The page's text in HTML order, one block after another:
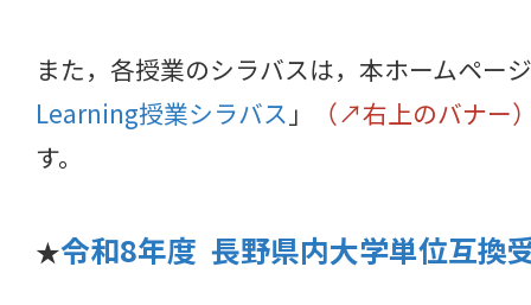
また，各授業のシラバスは，本ホームペー
Learning授業シラバス 」
（↗右上のバナー
す。
★令和8年度 長野県内大学単位互換